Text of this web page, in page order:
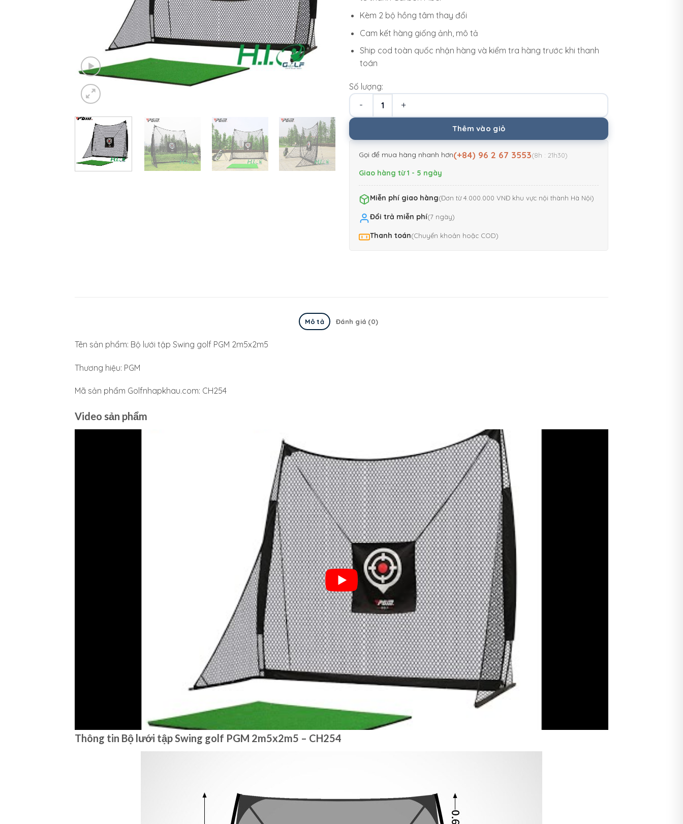
Kèm 2 bộ hồng tâm thay đổi
Cam kết hàng giống ảnh, mô tả
Ship cod toàn quốc nhận hàng và kiểm tra hàng trước khi thanh
toán
Số lượng:
Bộ lưới tập Swing golf PGM 2m5x2m5 - CH254 số lượng
Thêm vào giỏ
Gọi để mua hàng nhanh hơn(+84) 96 2 67 3553(8h : 21h30)
Giao hàng từ 1 - 5 ngày
Miễn phí giao hàng(Đơn từ 4.000.000 VNĐ khu vực nội thành Hà Nội)
Đổi trả miễn phí(7 ngày)
Thanh toán(Chuyển khoản hoặc COD)
Mô tả Đánh giá (0)
Tên sản phẩm: Bộ lưới tập Swing golf PGM 2m5x2m5
Thương hiệu: PGM
Mã sản phẩm Golfnhapkhau.com: CH254
Video sản phẩm
Thông tin Bộ lưới tập Swing golf PGM 2m5x2m5 – CH254